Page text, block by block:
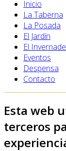
Inicio
La Taberna
La Posada
El Jardín
El
Eventos
Despensa
Contacto
Esta web
terceros